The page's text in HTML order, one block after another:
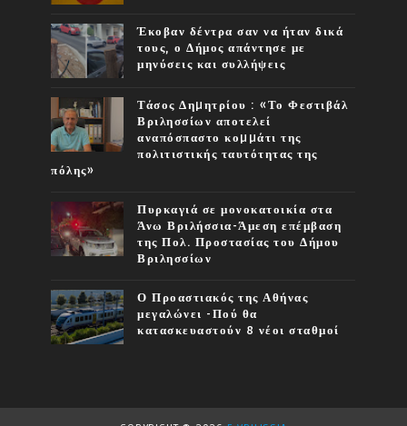
Έκοβαν δέντρα σαν να ήταν δικά
τους, ο Δήμος απάντησε με
μηνύσεις και συλλήψεις
Τάσος Δηµητρίου : «Το Φεστιβάλ
Βριλησσίων αποτελεί
αναπόσπαστο κοµµάτι της
πολιτιστικής ταυτότητας της
πόλης»
Πυρκαγιά σε μονοκατοικία στα
Άνω Βριλήσσια-Άμεση επέμβαση
της Πολ. Προστασίας του Δήμου
Βριλησσίων
Ο Προαστιακός της Αθήνας
μεγαλώνει -Πού θα
κατασκευαστούν 8 νέοι σταθμοί